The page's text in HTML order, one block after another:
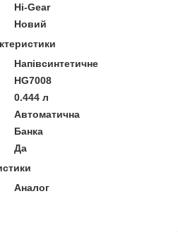
Hi-Gear
Новий
Напівсинтетичне
HG7008
0.444 л
Автоматична
Банка
Да
Аналог